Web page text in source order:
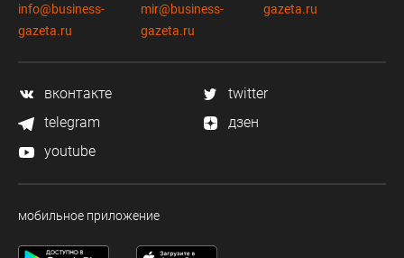
info@business-
gazeta.ru
mir@business-
gazeta.ru
gazeta.ru
вконтакте
twitter
telegram
дзен
youtube
мобильное приложение